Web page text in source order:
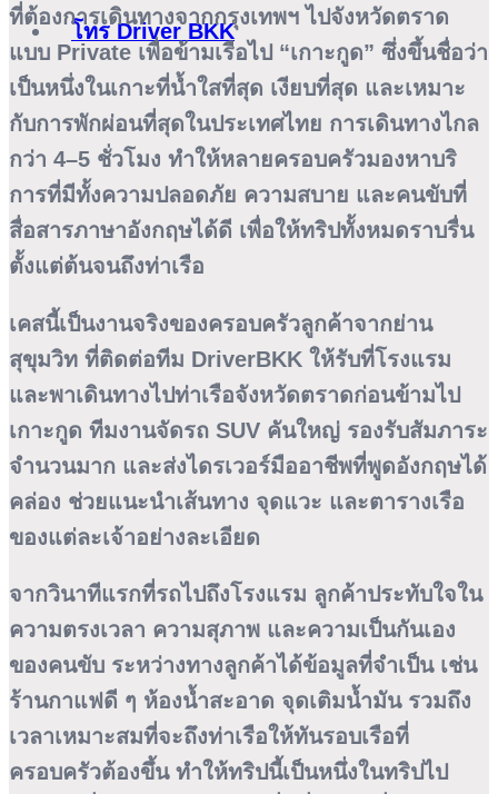
ที่ต้องการเดินทางจากกรุงเทพฯ ไปจังหวัดตราด
แบบ Private เพื่อข้ามเรือไป “เกาะกูด” ซึ่งขึ้นชื่อว่า
เป็นหนึ่งในเกาะที่น้ำใสที่สุด เงียบที่สุด และเหมาะ
กับการพักผ่อนที่สุดในประเทศไทย การเดินทางไกล
กว่า 4–5 ชั่วโมง ทำให้หลายครอบครัวมองหาบริ
การที่มีทั้งความปลอดภัย ความสบาย และคนขับที่
สื่อสารภาษาอังกฤษได้ดี เพื่อให้ทริปทั้งหมดราบรื่น
ตั้งแต่ต้นจนถึงท่าเรือ
เคสนี้เป็นงานจริงของครอบครัวลูกค้าจากย่าน
สุขุมวิท ที่ติดต่อทีม DriverBKK ให้รับที่โรงแรม
และพาเดินทางไปท่าเรือจังหวัดตราดก่อนข้ามไป
เกาะกูด ทีมงานจัดรถ SUV คันใหญ่ รองรับสัมภาระ
จำนวนมาก และส่งไดรเวอร์มืออาชีพที่พูดอังกฤษได้
คล่อง ช่วยแนะนำเส้นทาง จุดแวะ และตารางเรือ
ของแต่ละเจ้าอย่างละเอียด
จากวินาทีแรกที่รถไปถึงโรงแรม ลูกค้าประทับใจใน
ความตรงเวลา ความสุภาพ และความเป็นกันเอง
ของคนขับ ระหว่างทางลูกค้าได้ข้อมูลที่จำเป็น เช่น
ร้านกาแฟดี ๆ ห้องน้ำสะอาด จุดเติมน้ำมัน รวมถึง
เวลาเหมาะสมที่จะถึงท่าเรือให้ทันรอบเรือที่
ครอบครัวต้องขึ้น ทำให้ทริปนี้เป็นหนึ่งในทริปไป